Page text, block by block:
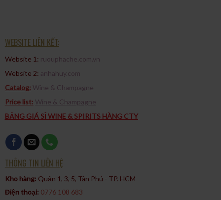
WEBSITE LIÊN KẾT:
Website 1: ruouphache.com.vn
Website 2: anhahuy.com
Catalog: Wine & Champagne
Price list: Wine & Champagne
BẢNG GIÁ SỈ WINE & SPIRITS HÀNG CTY
THÔNG TIN LIÊN HỆ
Kho hàng: Quận 1, 3, 5, Tân Phú - TP. HCM​
Điện thoại: 0776 108 683